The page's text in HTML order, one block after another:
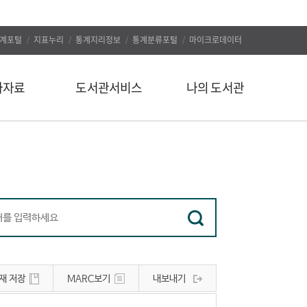
포털 지표누리 통계지리정보 통계분류포털 마이크로데이터
료 도서관서비스
인기도서
정보서비스
유관사이트
공지사항
나의 도서관
대출/예약조회
자료구입신청
나의 서재
나의 서평
저장 MARC보기 내보내기